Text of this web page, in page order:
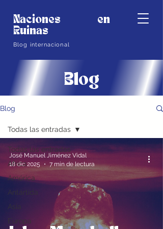
Naciones en
Ruinas
Blog internacional
Blog
Blog
Todas las entradas
África
América
Antártida
Asia
Europa
Todas las entradas
José Manuel Jiménez Vidal
18 dic 2025
7 min de lectura